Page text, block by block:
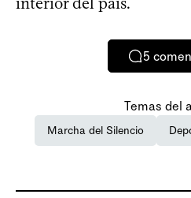
5
Temas del
Marcha del Silencio